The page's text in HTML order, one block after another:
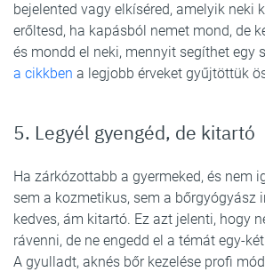
bejelented vagy elkíséred, amelyik neki
erőltesd, ha kapásból nemet mond, de
és mondd el neki, mennyit segíthet egy
a cikkben a legjobb érveket gyűjtöttük
5. Legyél gyengéd, de kitartó
Ha zárkózottabb a gyermeked, és nem
sem a kozmetikus, sem a bőrgyógyász
kedves, ám kitartó. Ez azt jelenti, hogy
rávenni, de ne engedd el a témát egy-
A gyulladt, aknés bőr kezelése profi